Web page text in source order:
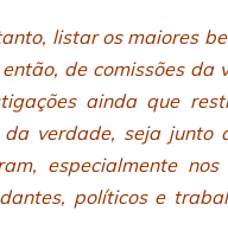
listar os maiores
de comissões da
ainda que
da verdade, seja
especialmente
políticos e